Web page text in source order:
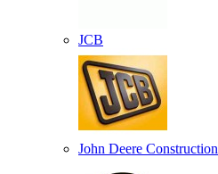
JCB
John Deere Construction